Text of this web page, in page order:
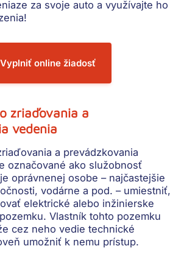
za svoje auto a využívajte ho
Vyplniť online žiadosť
zriaďovania a
vedenia
a prevádzkovania
označované ako služobnosť
oprávnenej osobe – najčastejšie
vodárne a pod. – umiestniť,
elektrické alebo inžinierske
Vlastník tohto pozemku
cez neho vedie technické
umožniť k nemu prístup.